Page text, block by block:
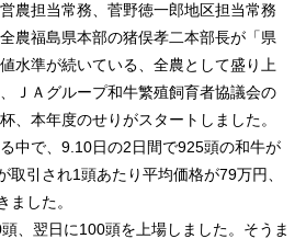
案内
農担当常務、菅野徳一郎地区担当常務
農福島県本部の猪俣孝二本部長が「県
水準が続いている、全農として盛り上
ＪＡグループ和牛繁殖飼育者協議会の
、本年度のせりがスタートしました。
中で、9.10日の2日間で925頭の和牛が
取引され1頭あたり平均価格が79万円、
ました。
、翌日に100頭を上場しました。そうま